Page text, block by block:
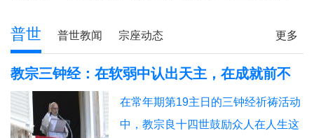
更多
普世 普世教闻 宗座动态
教宗三钟经：在软弱中认出天主，在成就前不
自视过高
​在常年期第19主日的三钟经祈祷活动
中，教宗良十四世鼓励众人在人生这